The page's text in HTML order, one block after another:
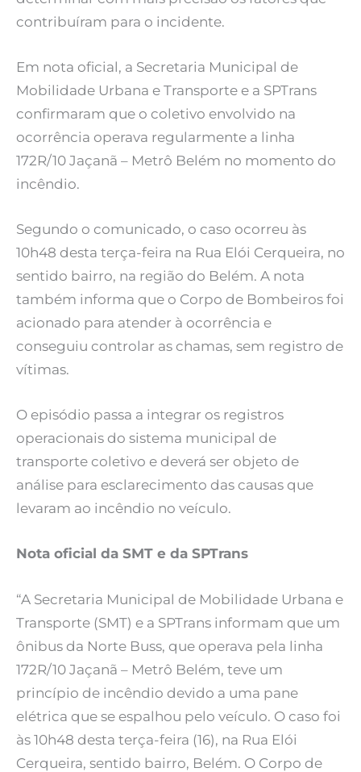
contribuíram para o incidente.
Em nota oficial, a Secretaria Municipal de
Mobilidade Urbana e Transporte e a SPTrans
confirmaram que o coletivo envolvido na
ocorrência operava regularmente a linha
172R/10 Jaçanã – Metrô Belém no momento do
incêndio.
Segundo o comunicado, o caso ocorreu às
10h48 desta terça-feira na Rua Elói Cerqueira, no
sentido bairro, na região do Belém. A nota
também informa que o Corpo de Bombeiros foi
acionado para atender à ocorrência e
conseguiu controlar as chamas, sem registro de
vítimas.
O episódio passa a integrar os registros
operacionais do sistema municipal de
transporte coletivo e deverá ser objeto de
análise para esclarecimento das causas que
levaram ao incêndio no veículo.
Nota oficial da SMT e da SPTrans
“A Secretaria Municipal de Mobilidade Urbana e
Transporte (SMT) e a SPTrans informam que um
ônibus da Norte Buss, que operava pela linha
172R/10 Jaçanã – Metrô Belém, teve um
princípio de incêndio devido a uma pane
elétrica que se espalhou pelo veículo. O caso foi
às 10h48 desta terça-feira (16), na Rua Elói
Cerqueira, sentido bairro, Belém. O Corpo de